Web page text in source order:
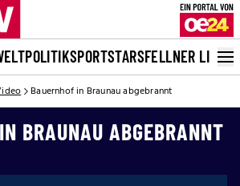
POLITIKSPORTSTARSFELLNER LIVE
Bauernhof in Braunau abgebrannt
BRAUNAU ABGEBRANNT